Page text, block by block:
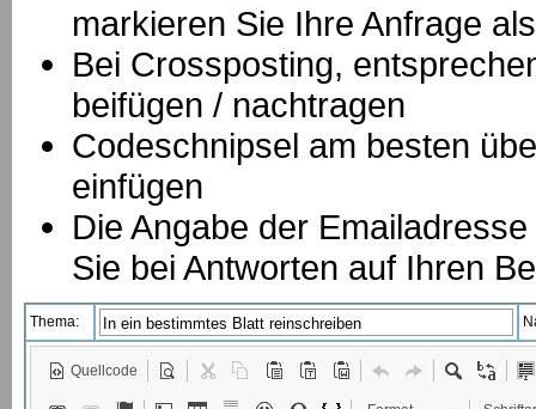
markieren Sie Ihre Anfrage
Bei Crossposting,
beifügen / nachtragen
Codeschnipsel am besten
einfügen
Die Angabe der
Sie bei Antworten auf Ihren
Thema:
Quellcode